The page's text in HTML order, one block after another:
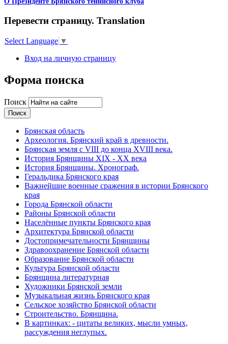
Перевести страницу. Translation
Select Language ▼
Вход на личную страницу
Форма поиска
Поиск
Брянская область
Археология. Брянский край в древности.
Брянская земля с VIII до конца XVIII века.
История Брянщины XIX - XX века
История Брянщины. Хронограф.
Геральдика Брянского края
Важнейшие военные сражения в истории Брянского
края
Города Брянской области
Районы Брянской области
Населённые пункты Брянского края
Архитектура Брянской области
Достопримечательности Брянщины
Здравоохранение Брянской области
Образование Брянской области
Культура Брянской области
Брянщина литературная
Художники Брянской земли
Музыкальная жизнь Брянского края
Сельское хозяйство Брянской области
Строительство. Брянщина.
В картинках: - цитаты великих, мысли умных,
рассуждения неглупых.